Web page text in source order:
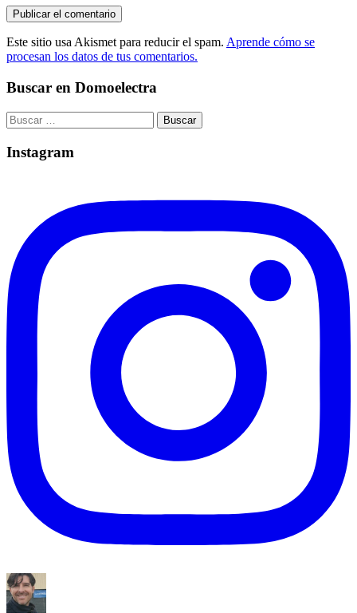
Este sitio usa Akismet para reducir el spam. Aprende cómo se
procesan los datos de tus comentarios.
Buscar en Domoelectra
Buscar:
Instagram